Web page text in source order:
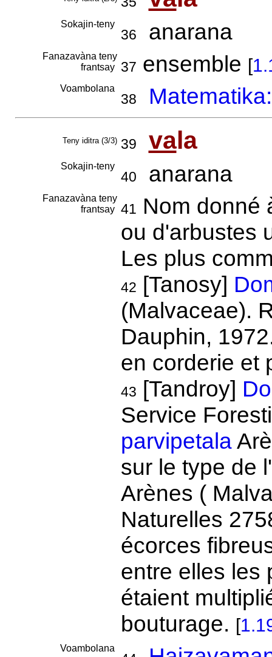
Sokajin-teny
36 anarana
Fanazavàna teny
frantsay
37 ensemble [
Voambolana
38
Teny iditra (3/3) 39 vala
Sokajin-teny
40 anarana
Fanazavàna teny
frantsay 41 Nom donné
ou d'arbustes
Les plus
42 [Tanosy]
(Malvaceae).
Dauphin,
en corderie et
43 [Tandroy]
Service
parvipetala
sur le type de
Arènes (
Naturelles
écorces
entre elles les
étaient
bouturage. [
Voambolana